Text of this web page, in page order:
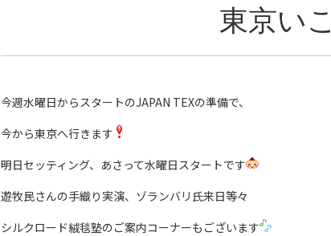
東京いこ
今週水曜日からスタートのJAPAN TEXの準備で、
今から東京へ行きます
明日セッティング、あさって水曜日スタートです
遊牧民さんの手織り実演、ゾランバリ氏来日等々
シルクロード絨毯塾のご案内コーナーもございます